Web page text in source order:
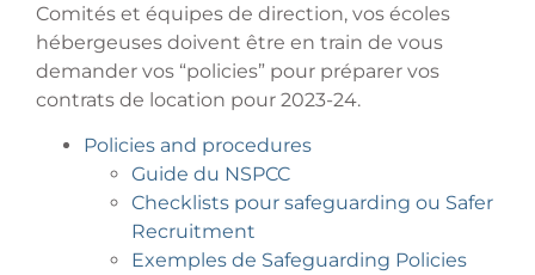
Comités et équipes de direction, vos écoles
hébergeuses doivent être en train de vous
demander vos “policies” pour préparer vos
contrats de location pour 2023-24.
Policies and procedures
Guide du NSPCC
Checklists pour safeguarding ou Safer
Recruitment
Exemples de Safeguarding Policies